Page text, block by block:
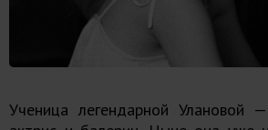
Ученица легендарной Улановой